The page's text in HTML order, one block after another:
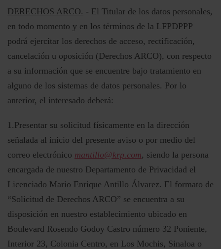
DERECHOS ARCO. - El Titular de los datos personales,
en todo momento y en los términos de la LFPDPPP
podrá ejercitar los derechos de acceso, rectificación,
cancelación u oposición (Derechos ARCO), con respecto
a su información que se encuentre bajo tratamiento en
alguno de los sistemas de datos personales. Por lo
anterior, el interesado deberá:
1.Presentar su solicitud físicamente en la dirección
señalada al inicio del presente aviso o por medio del
correo electrónico mantillo@krp.com, siendo la persona
encargada de nuestro Departamento de Privacidad el
Licenciado Mario Enrique Antillo Álvarez. El formato de
“Solicitud de Derechos ARCO” se encuentra a su
disposición en nuestro establecimiento ubicado en
Boulevard Rosendo Godoy Castro número 32 Poniente,
Interior 23, Colonia Centro, en Los Mochis, Sinaloa o